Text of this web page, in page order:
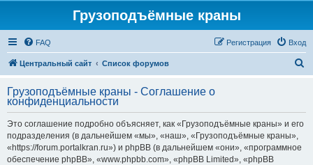
Грузоподъёмные краны
FAQ Вход
Регистрация
Центральный сайт Список форумов
с
Грузоподъёмные краны - Соглашение о
конфиденциальности
Это соглашение подробно объясняет, как «Грузоподъёмные краны» и его
подразделения (в дальнейшем «мы», «наш», «Грузоподъёмные краны»,
«https://forum.portalkran.ru») и phpBB (в дальнейшем «они», «программное
обеспечение phpBB», «www.phpbb.com», «phpBB Limited», «phpBB